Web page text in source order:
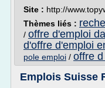
Site : http://
Thèmes liés :
/ offre d'emploi
d'offre d'emploi
pole emploi / offre
Emplois Suisse